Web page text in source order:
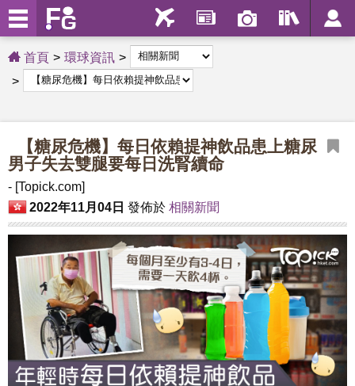
首頁 環球資訊
【糖尿危機】每日依賴提神飲品患上糖尿
男子失去雙腿要每日洗腎續命
- [Topick.com]
2022年11月04日 發佈於 相關新聞